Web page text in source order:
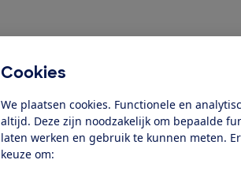
Cookies
We plaatsen cookies. Functionele en
altijd. Deze zijn noodzakelijk om bepaalde
laten werken en gebruik te kunnen meten.
keuze om: